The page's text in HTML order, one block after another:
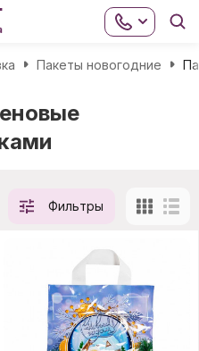
Пакеты новогодние
Фильтры